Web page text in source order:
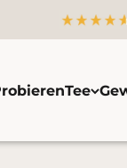
Tee